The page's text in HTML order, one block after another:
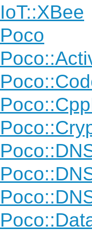
IoT::XBee
Poco